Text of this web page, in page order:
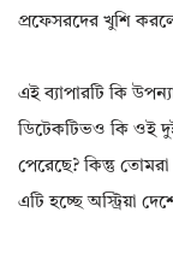
প্রফেসরদের খুশি
এই ব্যাপারটি কি
ডিটেকটিভও কি ওই দুই
পেরেছে? কিন্তু
এটি হচ্ছে অস্ট্রিয়া